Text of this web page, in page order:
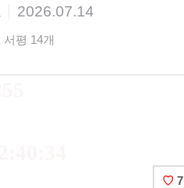
2026.07.14
서평 14개
♡